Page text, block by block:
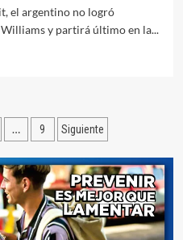
el argentino no logró
y partirá último en la...
… 9 Siguiente